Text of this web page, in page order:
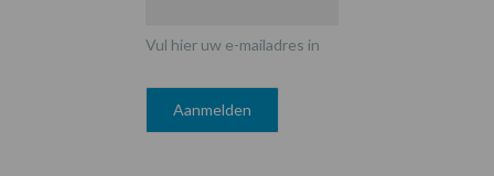
Vul hier uw e-mailadres in